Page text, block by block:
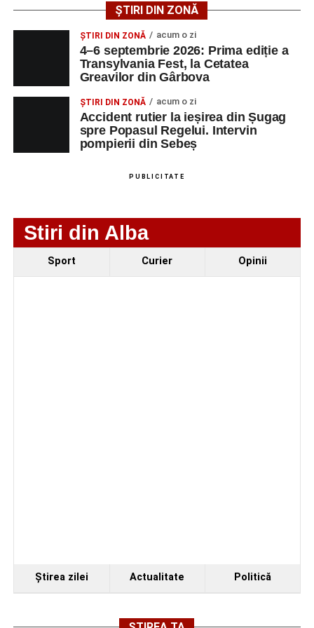
Ultimele știri din Sebeș
Femeie de 66 de ani, transportată în stare gravă la
spital după ce a fost lovită de o motocicletă pe
strada Dorobanți din Sebeș
Accident pe strada Dorobanți din Sebeș: fermeie
de 66 de ani rănită grav, după ce a fost lovită de o
Fest, la Cetatea Greavilor din Gârbova
ȘTIRI DIN ZONĂ
ȘTIRI DIN ZONĂ acum o zi
4–6 septembrie 2026: Prima ediție a
Transylvania Fest, la Cetatea
Greavilor din Gârbova
ȘTIRI DIN ZONĂ acum o zi
Accident rutier la ieșirea din Șugag
spre Popasul Regelui. Intervin
pompierii din Sebeș
PUBLICITATE
Stiri din Alba
Sport Curier Opinii
Ştirea zilei Actualitate Politică